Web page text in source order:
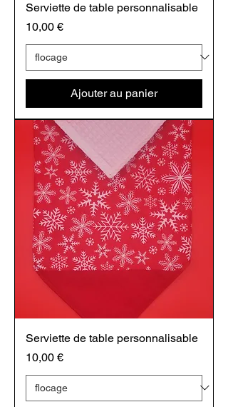
Serviette de table personnalisable
Prix
10,00 €
Ajouter au panier
Serviette de table personnalisable
Prix
10,00 €